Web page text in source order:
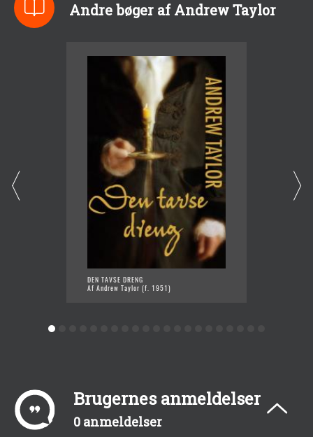
Andre bøger af Andrew Taylor
DEN TAVSE DRENG
Af Andrew Taylor (f. 1951)
Brugernes anmeldelser
0 anmeldelser